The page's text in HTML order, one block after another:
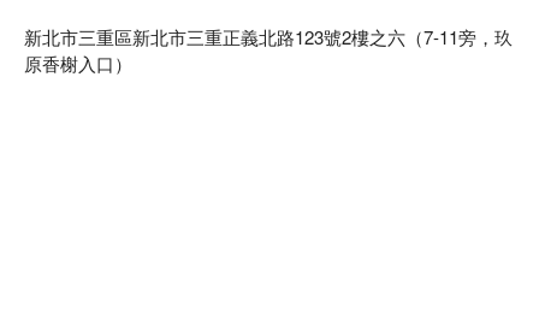
新北市三重區新北市三重正義北路123號2樓之六（7-11旁，玖
原香榭入口）